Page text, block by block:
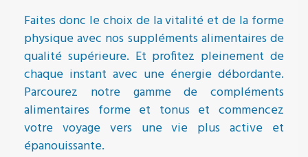
Faites donc le choix de la vitalité et de la forme
physique avec nos suppléments alimentaires de
qualité supérieure. Et profitez pleinement de
chaque instant avec une énergie débordante.
Parcourez notre gamme de compléments
alimentaires forme et tonus et commencez
votre voyage vers une vie plus active et
épanouissante.